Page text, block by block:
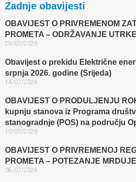
Zadnje obavijesti
OBAVIJEST O PRIVREMENOM
PROMETA – ODRŽAVANJE
29/07/2026
Obavijest o prekidu Električne
srpnja 2026. godine (Srijeda)
14/07/2026
OBAVIJEST O PRODULJENJU
kupnju stanova iz Programa
stanogradnje (POS) na području
10/07/2026
OBAVIJEST O PRIVREMENOJ
PROMETA – POTEZANJE
08/07/2026